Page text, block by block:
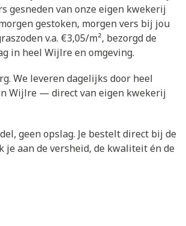
gesneden van onze eigen kwekerij
gestoken, morgen vers bij jou
v.a. €3,05/m², bezorgd de
in heel Wijlre en omgeving.
We leveren dagelijks door heel
Wijlre — direct van eigen kwekerij
geen opslag. Je bestelt direct bij de
je aan de versheid, de kwaliteit én de